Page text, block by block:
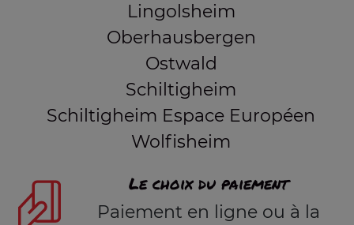
Lingolsheim
Oberhausbergen
Ostwald
Schiltigheim
Schiltigheim Espace Européen
Wolfisheim
Le choix du paiement
Paiement en ligne ou à la